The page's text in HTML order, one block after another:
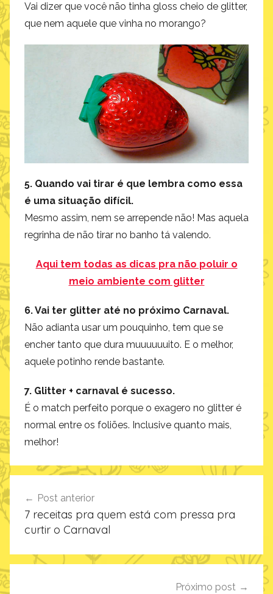
Vai dizer que você não tinha gloss cheio de glitter,
que nem aquele que vinha no morango?
5. Quando vai tirar é que lembra como essa
é uma situação difícil.
Mesmo assim, nem se arrepende não! Mas aquela
regrinha de não tirar no banho tá valendo.
Aqui tem todas as dicas pra não poluir o
meio ambiente com glitter
6. Vai ter glitter até no próximo Carnaval.
Não adianta usar um pouquinho, tem que se
encher tanto que dura muuuuuuito. E o melhor,
aquele potinho rende bastante.
7. Glitter + carnaval é sucesso.
É o match perfeito porque o exagero no glitter é
normal entre os foliões. Inclusive quanto mais,
melhor!
Navegação
de
Post
Post anterior
7 receitas pra quem está com pressa pra
curtir o Carnaval
Próximo post